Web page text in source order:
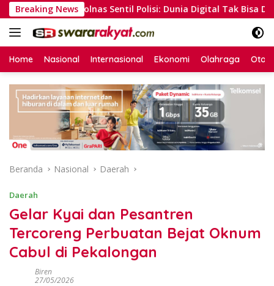
Langsung
ke
konten
Breaking News
Kompolnas Sentil Polisi: Dunia Digital Tak Bisa
Home Nasional Internasional Ekonomi Olahraga
Beranda Nasional Daerah
Daerah
Gelar Kyai dan Pesantren
Tercoreng Perbuatan Bejat Oknum
Cabul di Pekalongan
Biren
27/05/2026